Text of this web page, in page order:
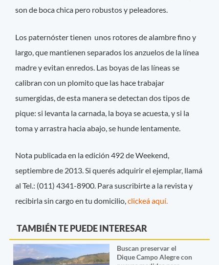
son de boca chica pero robustos y peleadores.
Los paternóster tienen unos rotores de alambre fino y
largo, que mantienen separados los anzuelos de la línea
madre y evitan enredos. Las boyas de las líneas se
calibran con un plomito que las hace trabajar
sumergidas, de esta manera se detectan dos tipos de
pique: si levanta la carnada, la boya se acuesta, y si la
toma y arrastra hacia abajo, se hunde lentamente.
Nota publicada en la edición 492 de Weekend,
septiembre de 2013. Si querés adquirir el ejemplar, llamá
al Tel.: (011) 4341-8900. Para suscribirte a la revista y
recibirla sin cargo en tu domicilio,clickeá aquí.
TAMBIÉN TE PUEDE INTERESAR
Buscan preservar el
Dique Campo Alegre con